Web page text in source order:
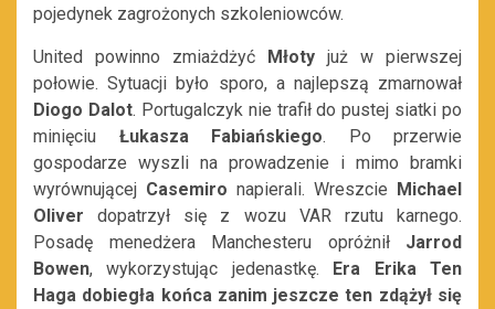
pojedynek zagrożonych szkoleniowców.
United powinno zmiażdżyć Młoty już w pierwszej
połowie. Sytuacji było sporo, a najlepszą zmarnował
Diogo Dalot. Portugalczyk nie trafił do pustej siatki po
minięciu Łukasza Fabiańskiego. Po przerwie
gospodarze wyszli na prowadzenie i mimo bramki
wyrównującej Casemiro napierali. Wreszcie
Michael
Oliver dopatrzył się z wozu VAR rzutu karnego.
Posadę menedżera Manchesteru opróżnił Jarrod
Bowen, wykorzystując jedenastkę.
Era Erika Ten
Haga dobiegła końca zanim jeszcze ten zdążył się